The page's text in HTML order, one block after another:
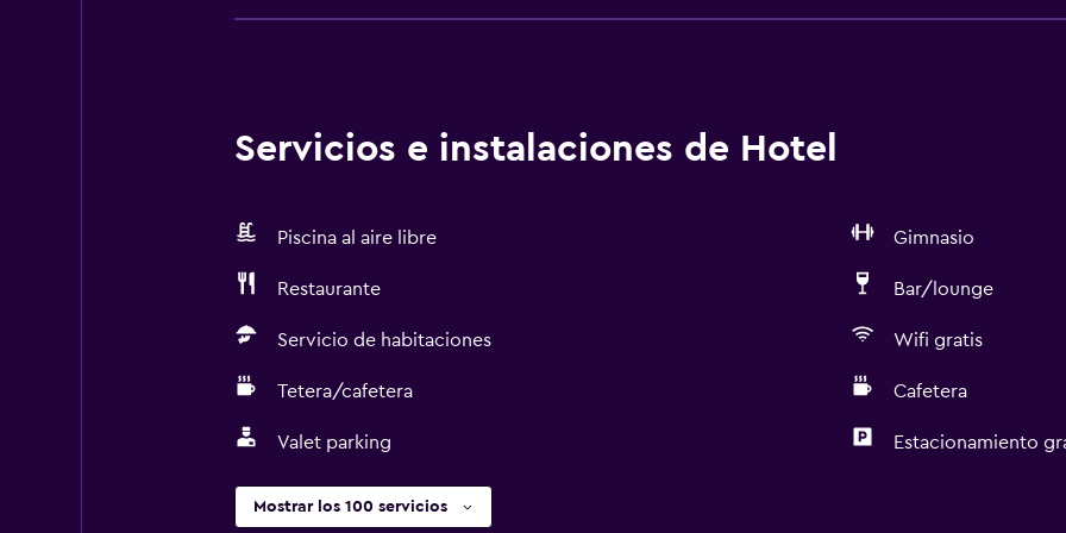
Servicios e instalaciones de Hotel
Piscina al aire libre Gimnasio
Restaurante Bar/lounge
Servicio de habitaciones Wifi gratis
Tetera/cafetera Cafetera
Valet parking Estacionamiento
Mostrar los 100 servicios